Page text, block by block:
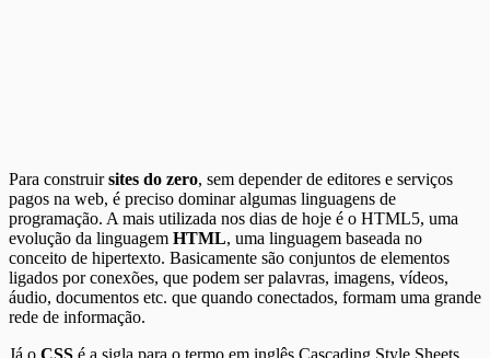
Para construirsites do zero, sem depender de editores e serviços
pagos na web, é preciso dominar algumas linguagens de
programação. A mais utilizada nos dias de hoje é o HTML5, uma
evolução da linguagem HTML, uma linguagem baseada no
conceito de hipertexto. Basicamente são conjuntos de elementos
ligados por conexões, que podem ser palavras, imagens, vídeos,
áudio, documentos etc. que quando conectados, formam uma grande
rede de informação.
Já o CSS é a sigla para o termo em inglês Cascading Style Sheets